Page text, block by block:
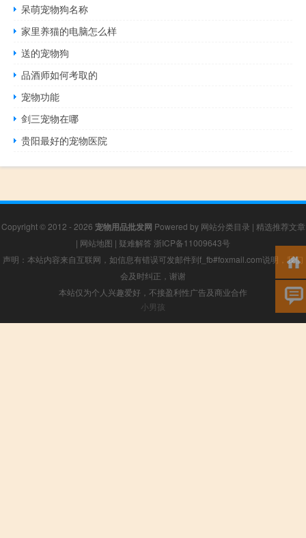
呆萌宠物狗名称
家里养猫的电脑怎么样
送的宠物狗
品酒师如何考取的
宠物功能
剑三宠物在哪
贵阳最好的宠物医院
Copyright © 2012 - 2026 宠物用品批发网 Powered by 网站分类目录 | 精选推荐文章
| 网站地图 | 疑难解答 浙ICP备11009643号
声明：本站内容来自互联网，如信息有错误可发邮件到f_fb#foxmail.com说明，我们
会及时纠正，谢谢
本站仅为个人兴趣爱好，不接盈利性广告及商业合作
小男孩